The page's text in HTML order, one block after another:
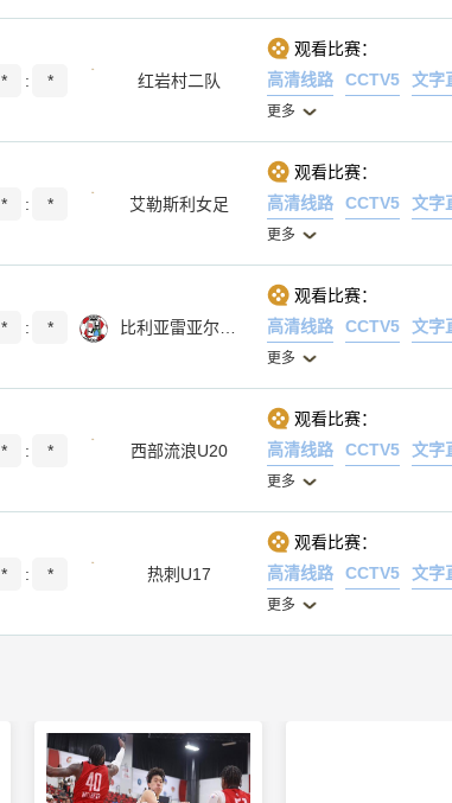
* : * 红岩村二队
观看比赛：
高清线路
CCTV5 文字
更多
* : * 艾勒斯利女足
观看比赛：
高清线路
CCTV5 文字
更多
* : *
观看比赛：
高清线路
CCTV5 文字
更多
* : * 西部流浪U20
观看比赛：
高清线路
CCTV5 文字
更多
* : * 热刺U17
观看比赛：
高清线路
CCTV5 文字
更多